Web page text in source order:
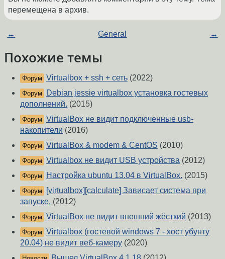
перемещена в архив.
← General →
Похожие темы
Форум Virtualbox + ssh + сеть (2022)
Форум
Debian jessie virtualbox установка гостевых
дополнений. (2015)
Форум VirtualBox не видит подключенные usb-
накопители (2016)
Форум VirtualBox & modem & CentOS (2010)
Форум Virtualbox не видит USB устройства (2012)
Форум Настройка ubuntu 13.04 в VirtualBox. (2015)
Форум
[virtualbox][calculate] Зависает система при
запуске. (2012)
Форум VirtualBox не видит внешний жёсткий (2013)
Форум Virtualbox (гостевой windows 7 - хост убунту
20.04) не видит веб-камеру (2020)